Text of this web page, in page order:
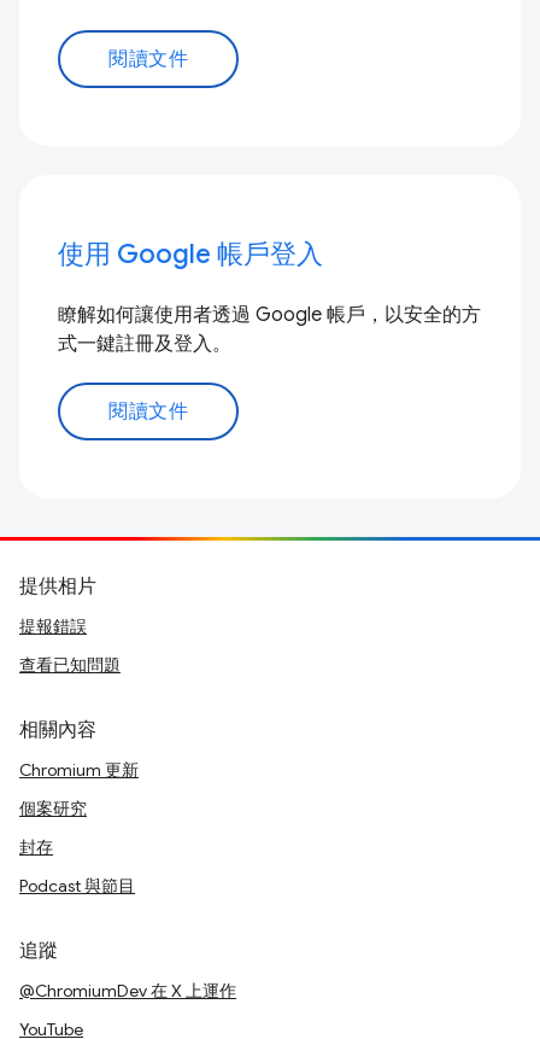
閱讀文件
使用 Google 帳戶登入
瞭解如何讓使用者透過 Google 帳戶，以安全的方
式一鍵註冊及登入。
閱讀文件
提供相片
提報錯誤
查看已知問題
相關內容
Chromium 更新
個案研究
封存
Podcast 與節目
追蹤
@ChromiumDev 在 X 上運作
YouTube